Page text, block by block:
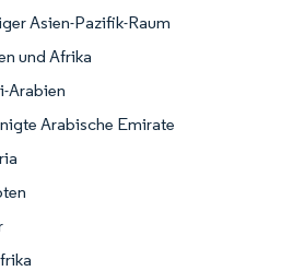
Asien-Pazifik-Raum
und Afrika
Arabien
Arabische Emirate